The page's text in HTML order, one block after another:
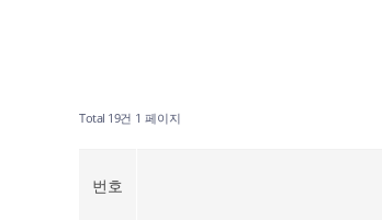
Total 19건 1 페이지
번호